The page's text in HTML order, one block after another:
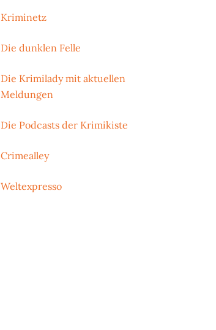
Kriminetz
Die dunklen Felle
Die Krimilady mit aktuellen
Meldungen
Die Podcasts der Krimikiste
Crimealley
Weltexpresso